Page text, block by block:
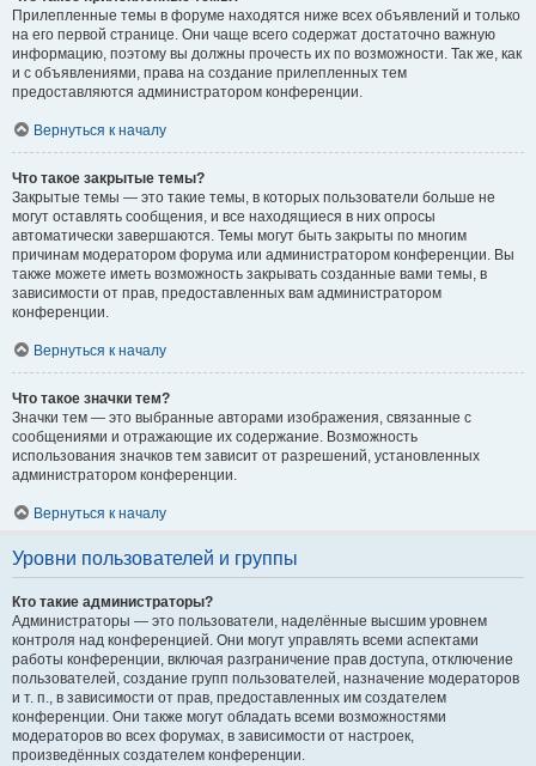
Прилепленные темы в форуме находятся ниже всех объявлений и только
на его первой странице. Они чаще всего содержат достаточно важную
информацию, поэтому вы должны прочесть их по возможности. Так же, как
и с объявлениями, права на создание прилепленных тем
предоставляются администратором конференции.
Вернуться к началу
Что такое закрытые темы?
Закрытые темы — это такие темы, в которых пользователи больше не
могут оставлять сообщения, и все находящиеся в них опросы
автоматически завершаются. Темы могут быть закрыты по многим
причинам модератором форума или администратором конференции. Вы
также можете иметь возможность закрывать созданные вами темы, в
зависимости от прав, предоставленных вам администратором
конференции.
Вернуться к началу
Что такое значки тем?
Значки тем — это выбранные авторами изображения, связанные с
сообщениями и отражающие их содержание. Возможность
использования значков тем зависит от разрешений, установленных
администратором конференции.
Вернуться к началу
Уровни пользователей и группы
Кто такие администраторы?
Администраторы — это пользователи, наделённые высшим уровнем
контроля над конференцией. Они могут управлять всеми аспектами
работы конференции, включая разграничение прав доступа, отключение
пользователей, создание групп пользователей, назначение модераторов
и т. п., в зависимости от прав, предоставленных им создателем
конференции. Они также могут обладать всеми возможностями
модераторов во всех форумах, в зависимости от настроек,
произведённых создателем конференции.